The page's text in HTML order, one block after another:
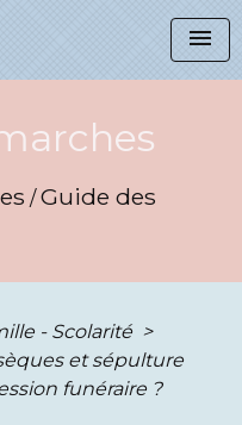
menu
/Guide des
- Scolarité >
et sépulture
funéraire ?